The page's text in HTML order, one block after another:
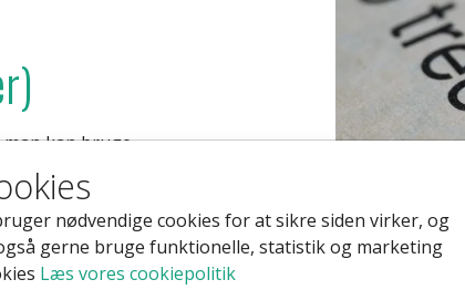
nødvendige cookies for at sikre siden virker, og
gerne bruge funktionelle, statistik og marketing
Læs vores cookiepolitik
kan bruge
Roman